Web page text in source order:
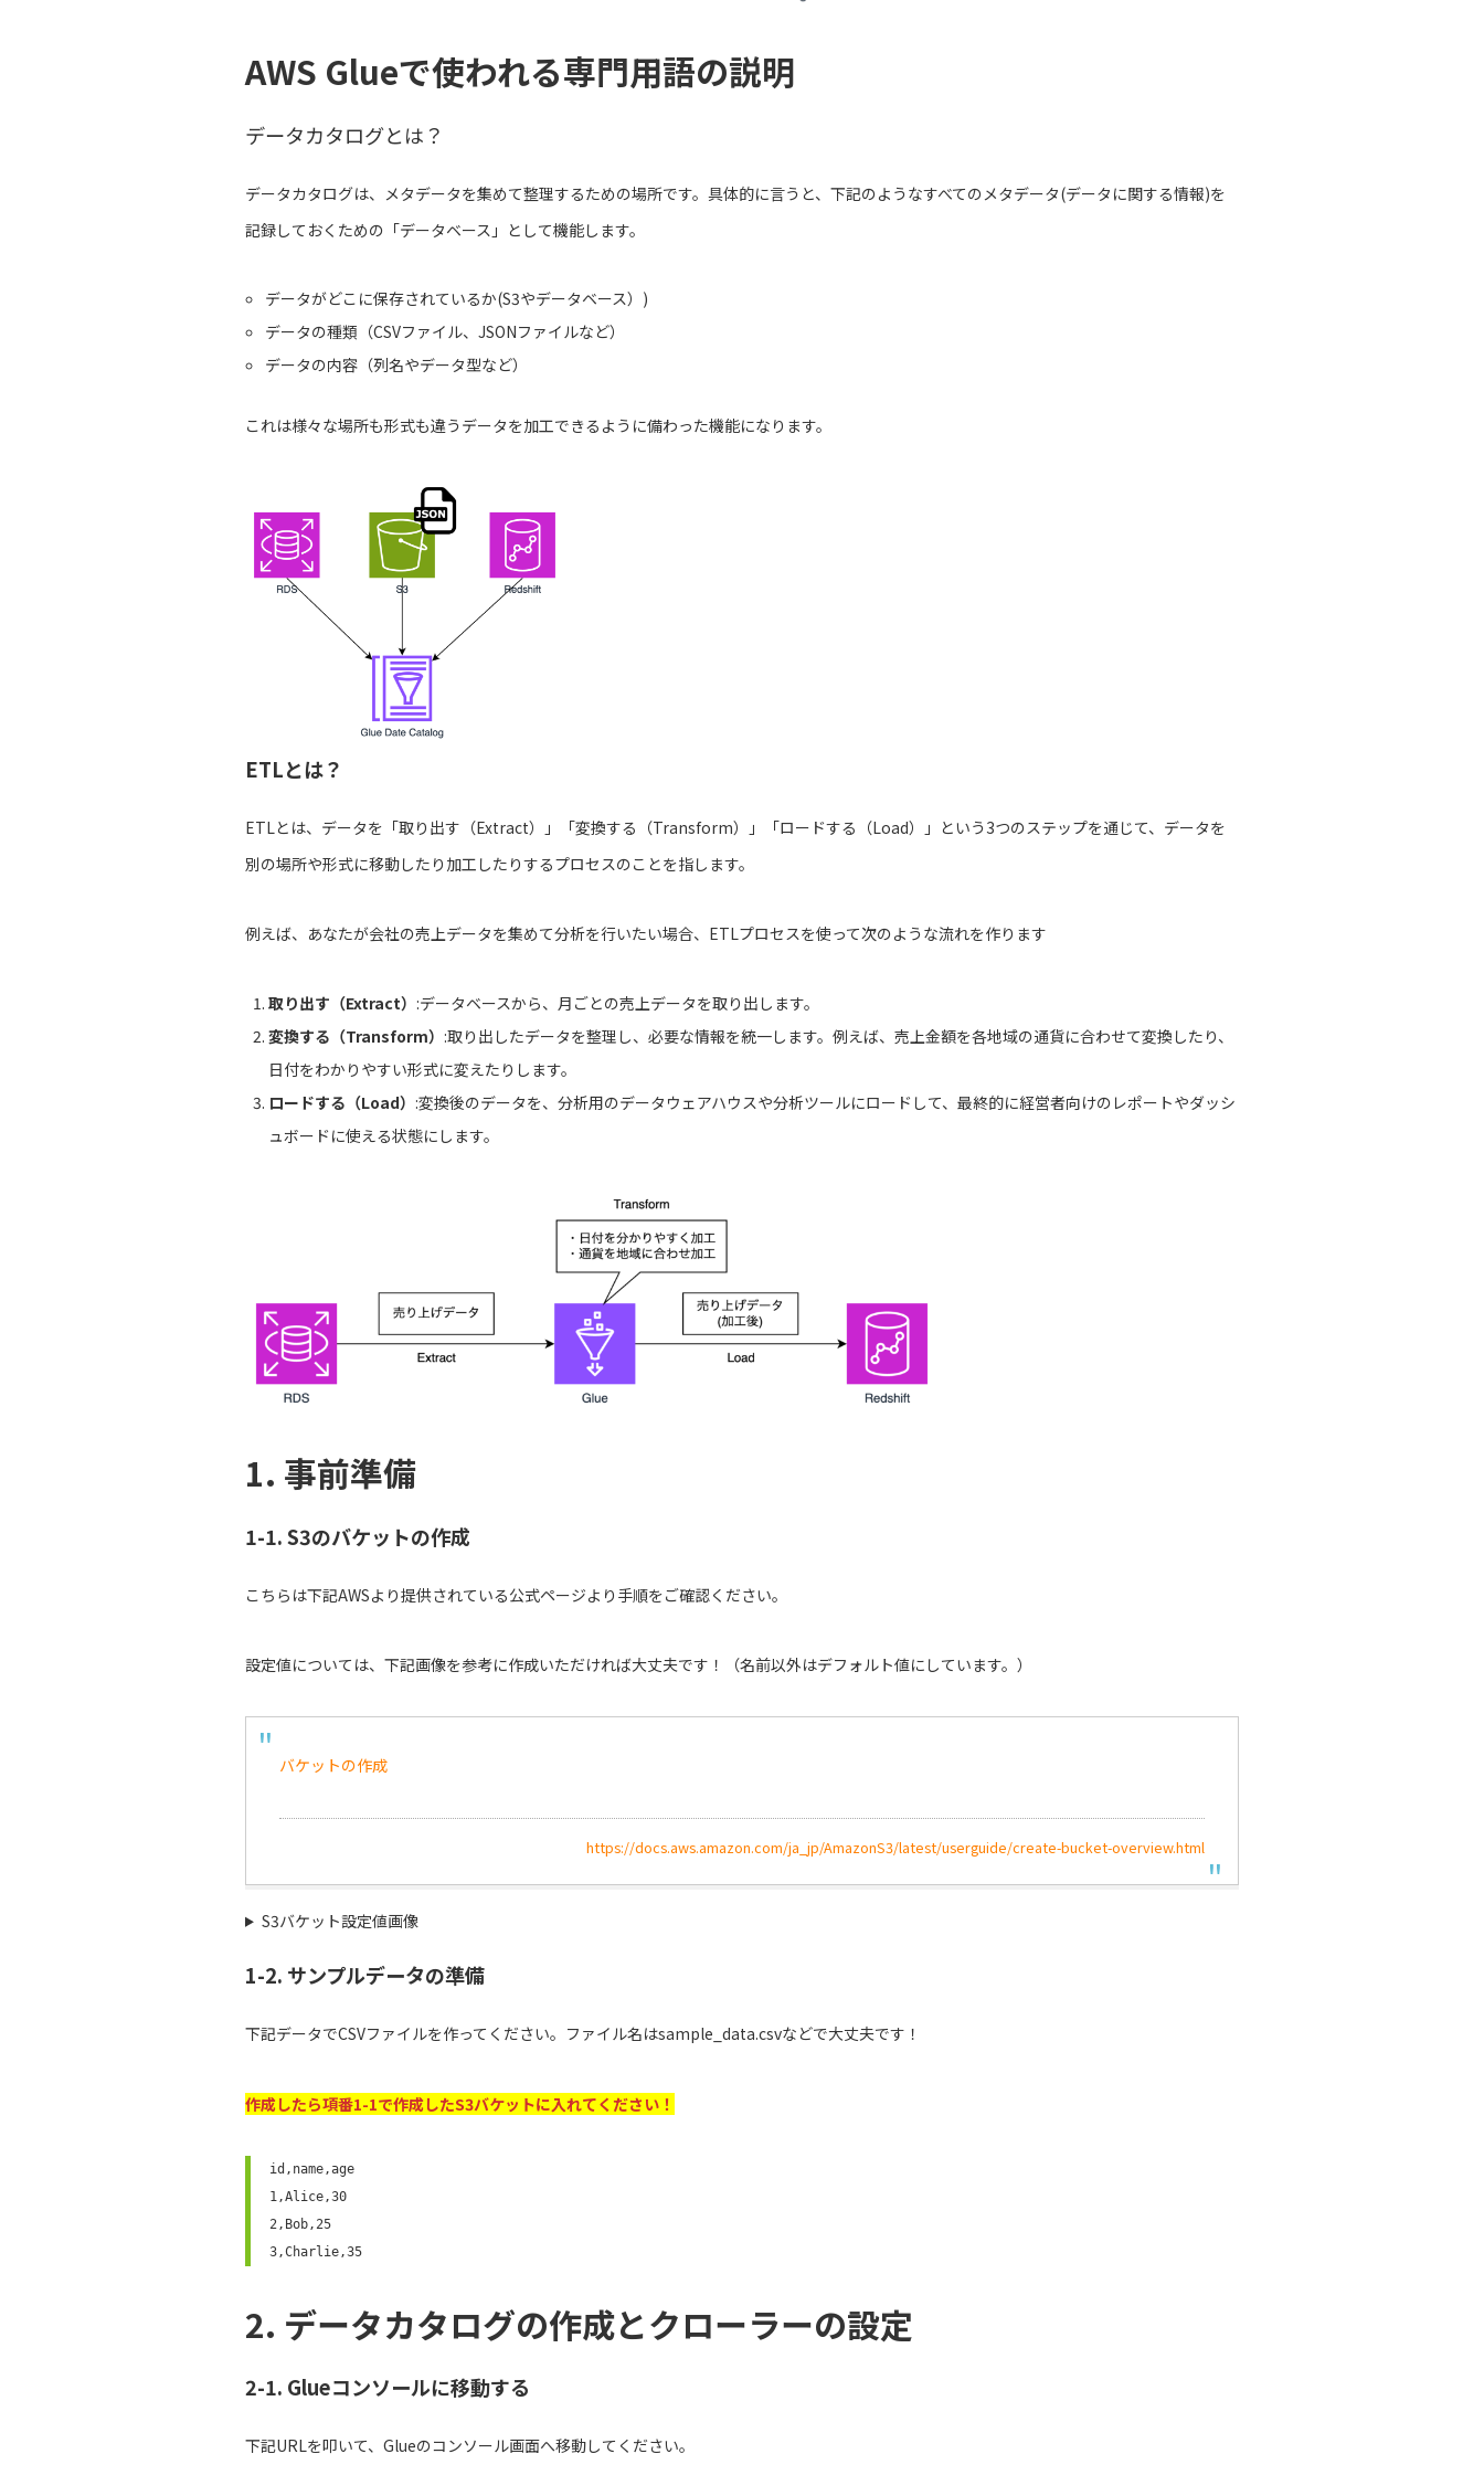
AWS Glueで使われる専門用語の説明
データカタログとは？
データカタログは、メタデータを集めて整理するための場所です。具体的に言うと、下記のようなすべてのメタデータ(データに関する情報)を
記録しておくための「データベース」として機能します。
データがどこに保存されているか(S3やデータベース）)
データの種類（CSVファイル、JSONファイルなど）
データの内容（列名やデータ型など）
これは様々な場所も形式も違うデータを加工できるように備わった機能になります。
ETLとは？
ETLとは、データを「取り出す（Extract）」「変換する（Transform）」「ロードする（Load）」という3つのステップを通じて、データを
別の場所や形式に移動したり加工したりするプロセスのことを指します。
例えば、あなたが会社の売上データを集めて分析を行いたい場合、ETLプロセスを使って次のような流れを作ります
取り出す（Extract） :データベースから、月ごとの売上データを取り出します。
変換する（Transform） :取り出したデータを整理し、必要な情報を統一します。例えば、売上金額を各地域の通貨に合わせて変換したり、
日付をわかりやすい形式に変えたりします。
ロードする（Load） :変換後のデータを、分析用のデータウェアハウスや分析ツールにロードして、最終的に経営者向けのレポートやダッシ
ュボードに使える状態にします。
1. 事前準備
1-1. S3のバケットの作成
こちらは下記AWSより提供されている公式ページより手順をご確認ください。
設定値については、下記画像を参考に作成いただければ大丈夫です！（名前以外はデフォルト値にしています。）
バケットの作成
https://docs.aws.amazon.com/ja_jp/AmazonS3/latest/userguide/create-bucket-overview.html
S3バケット設定値画像
1-2. サンプルデータの準備
下記データでCSVファイルを作ってください。ファイル名はsample_data.csvなどで大丈夫です！
作成したら項番1-1で作成したS3バケットに入れてください！
id,name,age
1,Alice,30
2,Bob,25
3,Charlie,35
2. データカタログの作成とクローラーの設定
2-1. Glueコンソールに移動する
下記URLを叩いて、Glueのコンソール画面へ移動してください。